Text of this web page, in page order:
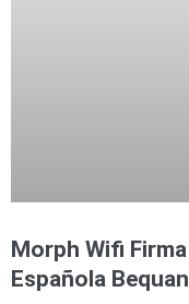
Morph Wifi
Española